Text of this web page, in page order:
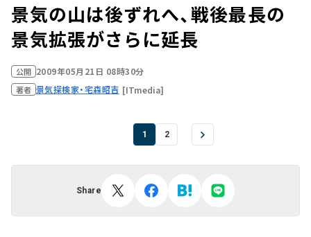
景気の山は後ずれへ、戦後最長の
景気拡張がさらに延長
公開 2009年05月21日 08時30分
著者 景気探検家・宅森昭吉 [ITmedia]
1 2
Share